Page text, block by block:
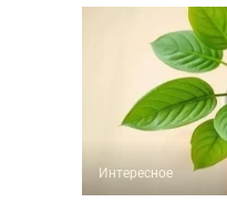
Интересное